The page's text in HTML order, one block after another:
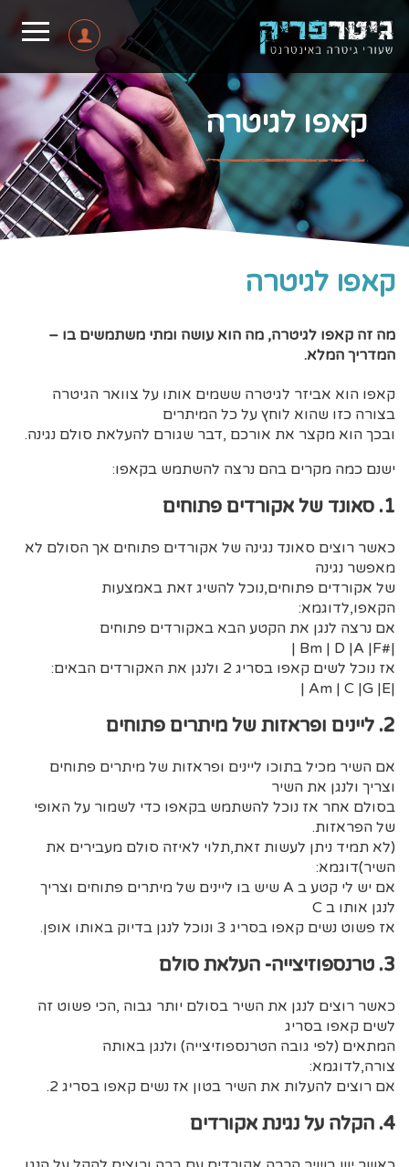
קאפו לגיטרה
קאפו לגיטרה
מה זה קאפו לגיטרה, מה הוא עושה ומתי משתמשים בו –
המדריך המלא.
קאפו הוא אביזר לגיטרה ששמים אותו על צוואר הגיטרה
בצורה כזו שהוא לוחץ על כל המיתרים
ובכך הוא מקצר את אורכם ,דבר שגורם להעלאת סולם נגינה.
ישנם כמה מקרים בהם נרצה להשתמש בקאפו:
1. סאונד של אקורדים פתוחים
כאשר רוצים סאונד נגינה של אקורדים פתוחים אך הסולם לא
מאפשר נגינה
של אקורדים פתוחים,נוכל להשיג זאת באמצעות
הקאפו,לדוגמא:
אם נרצה לנגן את הקטע הבא באקורדים פתוחים
|#Bm | D |A |F |
אז נוכל לשים קאפו בסריג 2 ולנגן את האקורדים הבאים:
|Am | C |G |E |
2. ליינים ופראזות של מיתרים פתוחים
אם השיר מכיל בתוכו ליינים ופראזות של מיתרים פתוחים
וצריך ולנגן את השיר
בסולם אחר אז נוכל להשתמש בקאפו כדי לשמור על האופי
של הפראזות.
(לא תמיד ניתן לעשות זאת,תלוי לאיזה סולם מעבירים את
השיר)דוגמא:
אם יש לי קטע ב A שיש בו ליינים של מיתרים פתוחים וצריך
לנגן אותו ב C
אז פשוט נשים קאפו בסריג 3 ונוכל לנגן בדיוק באותו אופן.
3. טרנספוזיצייה- העלאת סולם
כאשר רוצים לנגן את השיר בסולם יותר גבוה ,הכי פשוט זה
לשים קאפו בסריג
המתאים (לפי גובה הטרנספוזיצייה) ולנגן באותה
צורה,לדוגמא:
אם רוצים להעלות את השיר בטון אז נשים קאפו בסריג 2.
4. הקלה על נגינת אקורדים